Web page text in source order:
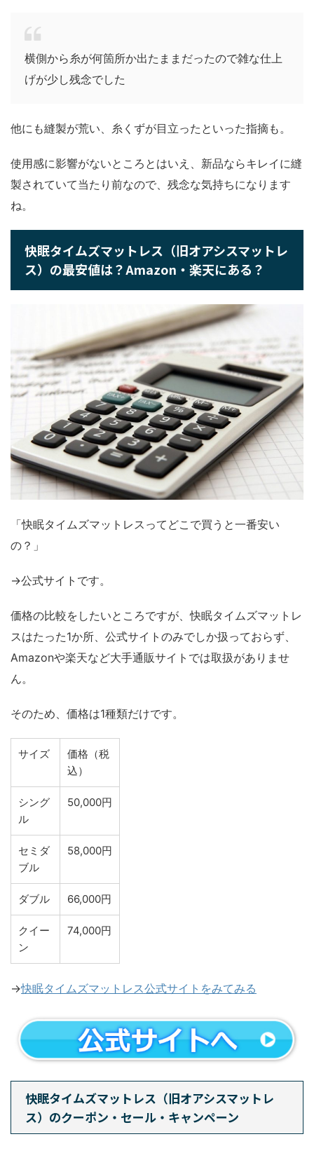
横側から糸が何箇所か出たままだったので雑な仕上
げが少し残念でした
他にも縫製が荒い、糸くずが目立ったといった指摘も。
使用感に影響がないところとはいえ、新品ならキレイに縫
製されていて当たり前なので、残念な気持ちになります
ね。
快眠タイムズマットレス（旧オアシスマットレ
ス）の最安値は？Amazon・楽天にある？
「快眠タイムズマットレスってどこで買うと一番安い
の？」
→公式サイトです。
価格の比較をしたいところですが、快眠タイムズマットレ
スはたった1か所、公式サイトのみでしか扱っておらず、
Amazonや楽天など大手通販サイトでは取扱がありませ
ん。
そのため、価格は1種類だけです。
サイズ
価格（税
込）
シング
ル
50,000円
セミダ
ブル
58,000円
ダブル 66,000円
クイー
ン
74,000円
→快眠タイムズマットレス公式サイトをみてみる
快眠タイムズマットレス（旧オアシスマットレ
ス）のクーポン・セール・キャンペーン